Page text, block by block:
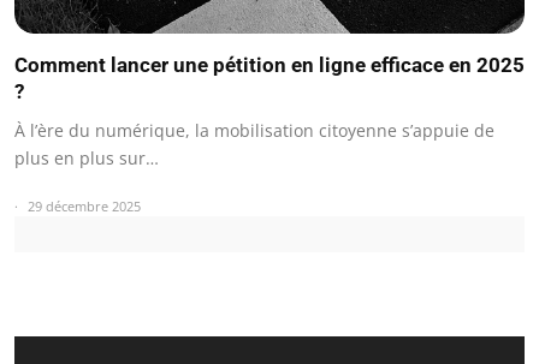
Comment lancer une pétition en ligne efficace en 2025
?
À l’ère du numérique, la mobilisation citoyenne s’appuie de
plus en plus sur…
29 décembre 2025